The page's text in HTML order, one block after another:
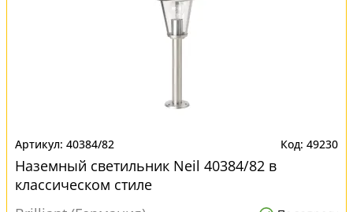
40384/82 49230
Наземный светильник Neil 40384/82 в
классическом стиле